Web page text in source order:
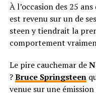
À l’oc­ca­sion des 25
est revenu sur un de
steen y tiendrait la
comportement
Le pire cauchemar de
?Bruce Springsteen
venue sur une